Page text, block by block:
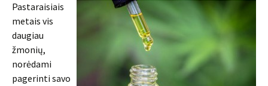
Pastaraisiais
metais vis
daugiau
žmonių,
norėdami
pagerinti savo